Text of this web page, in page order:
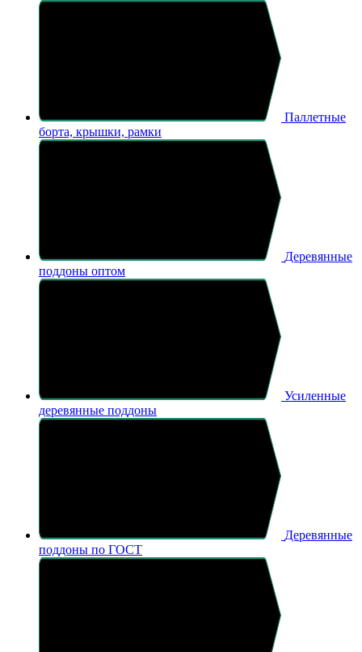
Паллетные
борта, крышки, рамки
Деревянные
поддоны оптом
Усиленные
деревянные поддоны
Деревянные
поддоны по ГОСТ